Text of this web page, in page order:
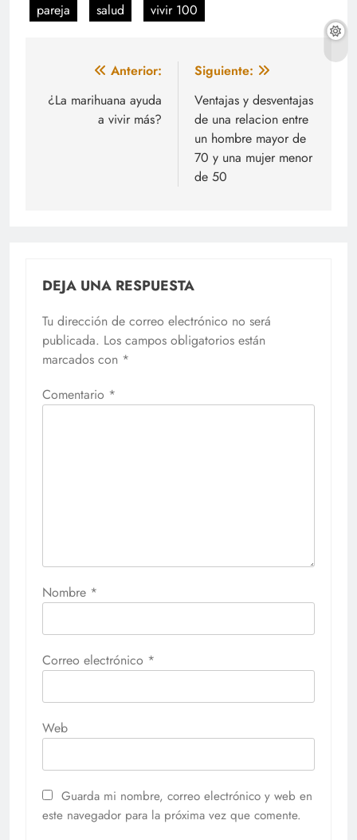
pareja
salud vivir 100
Navegación
de
entradas
Anterior:
¿La marihuana ayuda
a vivir más?
Siguiente:
Ventajas y desventajas
de una relacion entre
un hombre mayor de
70 y una mujer menor
de 50
DEJA UNA RESPUESTA
Tu dirección de correo electrónico no será
publicada. Los campos obligatorios están
marcados con *
Comentario *
Nombre *
Correo electrónico *
Web
Guarda mi nombre, correo electrónico y web en
este navegador para la próxima vez que comente.